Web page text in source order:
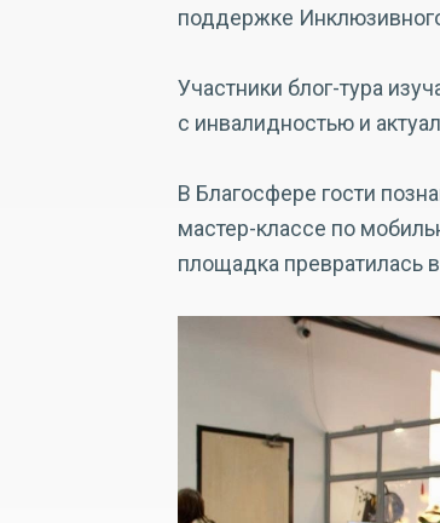
поддержке
Участники блог-тура
с инвалидностью и
В Благосфере гости
мастер-классе по
площадка превратилась